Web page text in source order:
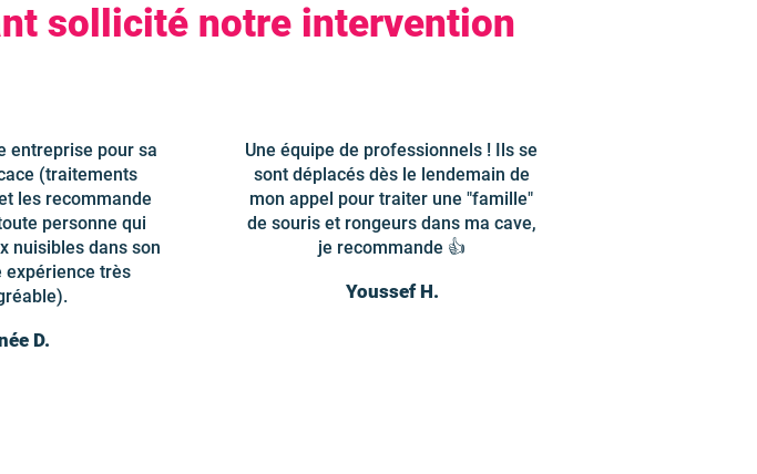
sollicité notre intervention
entreprise pour sa
(traitements
les recommande
personne qui
nuisibles dans son
expérience très
D.
Une équipe de professionnels ! Ils se
sont déplacés dès le lendemain de
mon appel pour traiter une "famille"
de souris et rongeurs dans ma cave,
je recommande 👍
Youssef H.